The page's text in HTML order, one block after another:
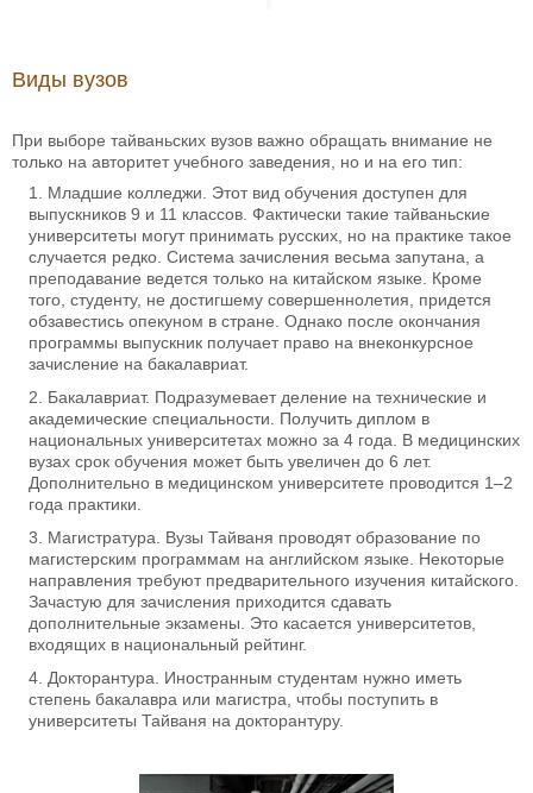
Виды вузов
При выборе тайваньских вузов важно обращать внимание не
только на авторитет учебного заведения, но и на его тип:
Младшие колледжи. Этот вид обучения доступен для
выпускников 9 и 11 классов. Фактически такие тайваньские
университеты могут принимать русских, но на практике такое
случается редко. Система зачисления весьма запутана, а
преподавание ведется только на китайском языке. Кроме
того, студенту, не достигшему совершеннолетия, придется
обзавестись опекуном в стране. Однако после окончания
программы выпускник получает право на внеконкурсное
зачисление на бакалавриат.
Бакалавриат. Подразумевает деление на технические и
академические специальности. Получить диплом в
национальных университетах можно за 4 года. В медицинских
вузах срок обучения может быть увеличен до 6 лет.
Дополнительно в медицинском университете проводится 1–2
года практики.
Магистратура. Вузы Тайваня проводят образование по
магистерским программам на английском языке. Некоторые
направления требуют предварительного изучения китайского.
Зачастую для зачисления приходится сдавать
дополнительные экзамены. Это касается университетов,
входящих в национальный рейтинг.
Докторантура. Иностранным студентам нужно иметь
степень бакалавра или магистра, чтобы поступить в
университеты Тайваня на докторантуру.